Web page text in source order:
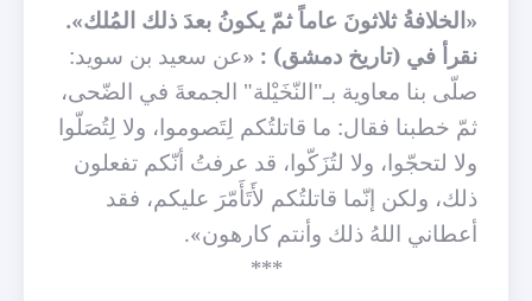
«الخلافةُ ثلاثونَ عاماً ثمّ يكونُ بعدَ ذلك المُلك».
نقرأ في (تاريخ دمشق) : «عن سعيد بن سويد:
صلّى بنا معاوية بـ"النّخَيْلة" الجمعةَ في الضّحى،
ثمّ خطبنا فقال: ما قاتلتُكم لِتَصوموا، ولا لِتُصَلّوا
ولا لتحجّوا، ولا لتُزَكّوا، قد عرفتُ أنّكم تفعلون
ذلك، ولكن إنّما قاتلتُكم لأَتَأَمّرَ عليكم، فقد
أعطاني اللهُ ذلك وأنتم كارهون».
***